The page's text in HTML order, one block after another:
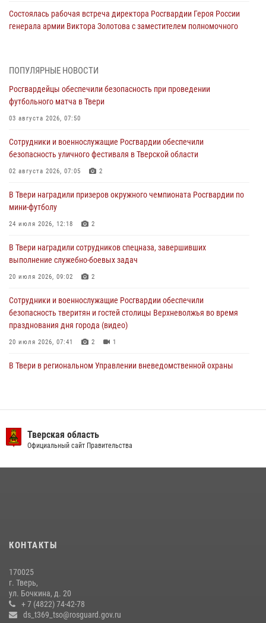
Состоялась рабочая встреча директора Росгвардии Героя России
генерала армии Виктора Золотова с заместителем полномочного
31 июля 2026, 05:42 4
Росгвардейцы в Твери приняли участие в молебне, посвященном
Дню Крещения Руси
28 июля 2026, 11:30
Сотрудники вневедомственной охраны совершили 250 выездов и
пресекли 20 правонарушений за неделю в Тверской области
27 июля 2026, 08:29
В Твери наградили призеров окружного чемпионата Росгвардии по
мини-футболу
24 июля 2026, 12:18 2
Росгвардейцы оказали помощь водителю на дороге в городе Кашин
22 июля 2026, 08:35
ПОПУЛЯРНЫЕ НОВОСТИ
Росгвардейцы обеспечили безопасность при проведении
футбольного матча в Твери
03 августа 2026, 07:50
Сотрудники и военнослужащие Росгвардии обеспечили
безопасность уличного фестиваля в Тверской области
02 августа 2026, 07:05 2
В Твери наградили призеров окружного чемпионата Росгвардии по
мини-футболу
24 июля 2026, 12:18 2
В Твери наградили сотрудников спецназа, завершивших
выполнение служебно-боевых задач
20 июля 2026, 09:02 2
Сотрудники и военнослужащие Росгвардии обеспечили
безопасность тверитян и гостей столицы Верхневолжья во время
празднования дня города (видео)
20 июля 2026, 07:41 2 1
В Твери в региональном Управлении вневедомственной охраны
10 июля 2026, 08:44 1
(видео)
Росгвардейцы оказали помощь водителю на дороге в городе Кашин
22 июля 2026, 08:35
Тверская область
Официальный сайт Правительства
КОНТАКТЫ
170025
г. Тверь,
ул. Бочкина, д. 20
+ 7 (4822) 74-42-78
ds_t369_tso@rosguard.gov.ru